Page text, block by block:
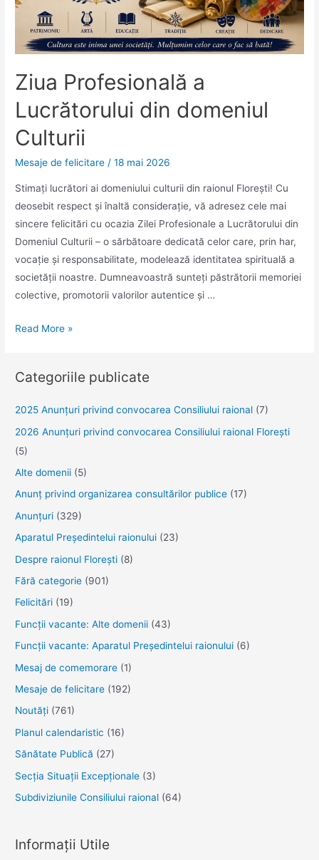
Ziua Profesională a
Lucrătorului din domeniul
Culturii
Mesaje de felicitare /18 mai 2026
Stimați lucrători ai domeniului culturii din raionul Florești! Cu
deosebit respect și înaltă considerație, vă adresez cele mai
sincere felicitări cu ocazia Zilei Profesionale a Lucrătorului din
Domeniul Culturii – o sărbătoare dedicată celor care, prin har,
vocație și responsabilitate, modelează identitatea spirituală a
societății noastre. Dumneavoastră sunteți păstrătorii memoriei
colective, promotorii valorilor autentice și …
Ziua
Lucrătorului
domeniul
Culturii
Read More »
Categoriile publicate
2025 Anunţuri privind convocarea Consiliului raional (7)
2026 Anunțuri privind convocarea Consiliului raional Florești
(5)
Alte domenii (5)
Anunţ privind organizarea consultărilor publice (17)
Anunţuri (329)
Aparatul Preşedintelui raionului (23)
Despre raionul Floreşti (8)
Fără categorie (901)
Felicitări (19)
Funcţii vacante: Alte domenii (43)
Funcții vacante: Aparatul Președintelui raionului (6)
Mesaj de comemorare (1)
Mesaje de felicitare (192)
Noutăţi (761)
Planul calendaristic (16)
Sănătate Publică (27)
Secția Situații Excepționale (3)
Subdiviziunile Consiliului raional (64)
Informații Utile